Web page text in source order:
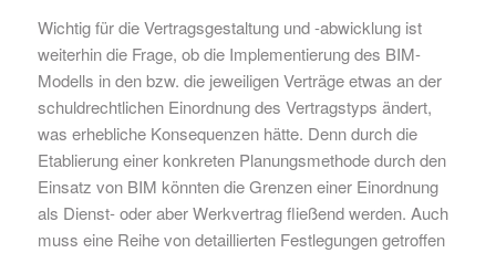
Wichtig für die Vertragsgestaltung und -abwicklung ist
weiterhin die Frage, ob die Implementierung des BIM-
Modells in den bzw. die jeweiligen Verträge etwas an der
schuldrechtlichen Einordnung des Vertragstyps ändert,
was erhebliche Konsequenzen hätte. Denn durch die
Etablierung einer konkreten Planungsmethode durch den
Einsatz von BIM könnten die Grenzen einer Einordnung
als Dienst- oder aber Werkvertrag fließend werden. Auch
muss eine Reihe von detaillierten Festlegungen getroffen